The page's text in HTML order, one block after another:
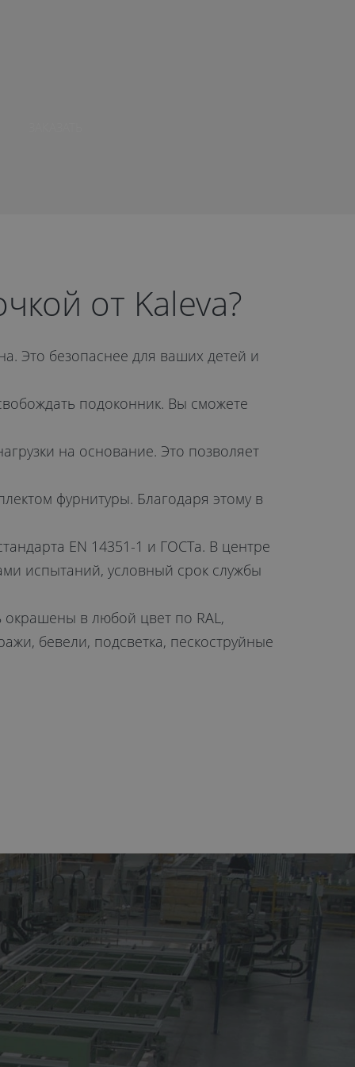
от Kaleva?
Это безопаснее для ваших детей и
подоконник. Вы сможете
на основание. Это позволяет
фурнитуры. Благодаря этому в
EN 14351-1 и ГОСТа. В центре
испытаний, условный срок службы
в любой цвет по RAL,
бевели, подсветка, пескоструйные